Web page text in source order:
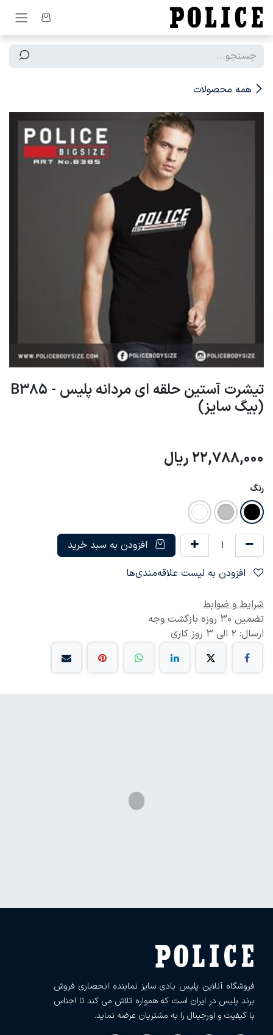
صرف نظر و مشاهده محتوا
همه محصولات
تیشرت آستین حلقه ای مردانه پلیس - B385
(بیگ سایز)
22,788,000 ریال
رنگ
افزودن به سبد خرید
شرایط و ضوابط
تضمین 30 روزه بازگشت وجه
ارسال: 2 الی 3 روز کاری
فروشگاه آنلاین پلیس بادی سایز نماینده انحصاری فروش
برند پلیس در ایران است که همواره تلاش می کند تا اجناس
با کیفیت و اورجینال را به مشتریان عرضه نماید.